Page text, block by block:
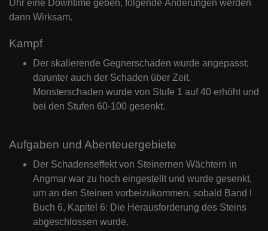
Uhr eine Downtime geben, folgende Änderungen werden
dann Wirksam.
Kampf
Der skalierende Gegnerschaden wurde angepasst;
darunter auch der Schaden über Zeit.
Monsterschaden wurde von Stufe 1 auf 40 erhöht und
bei den Stufen 60-100 gesenkt.
Aufgaben und Abenteuergebiete
Der Schadenseffekt von Steinernen Wächtern in
Angmar war zu hoch eingestellt und wurde gesenkt,
um an den Steinen vorbeizukommen, sobald Band I
Buch 6, Kapitel 6: Die Herausforderung des Steins
abgeschlossen wurde.